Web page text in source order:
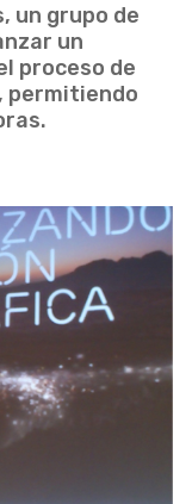
un grupo de
un
proceso de
permitiendo